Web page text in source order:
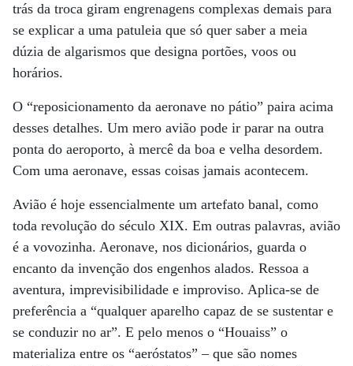
trás da troca giram engrenagens complexas demais para
se explicar a uma patuleia que só quer saber a meia
dúzia de algarismos que designa portões, voos ou
horários.
O “reposicionamento da aeronave no pátio” paira acima
desses detalhes. Um mero avião pode ir parar na outra
ponta do aeroporto, à mercê da boa e velha desordem.
Com uma aeronave, essas coisas jamais acontecem.
Avião é hoje essencialmente um artefato banal, como
toda revolução do século XIX. Em outras palavras, avião
é a vovozinha. Aeronave, nos dicionários, guarda o
encanto da invenção dos engenhos alados. Ressoa a
aventura, imprevisibilidade e improviso. Aplica-se de
preferência a “qualquer aparelho capaz de se sustentar e
se conduzir no ar”. E pelo menos o “Houaiss” o
materializa entre os “aeróstatos” – que são nomes